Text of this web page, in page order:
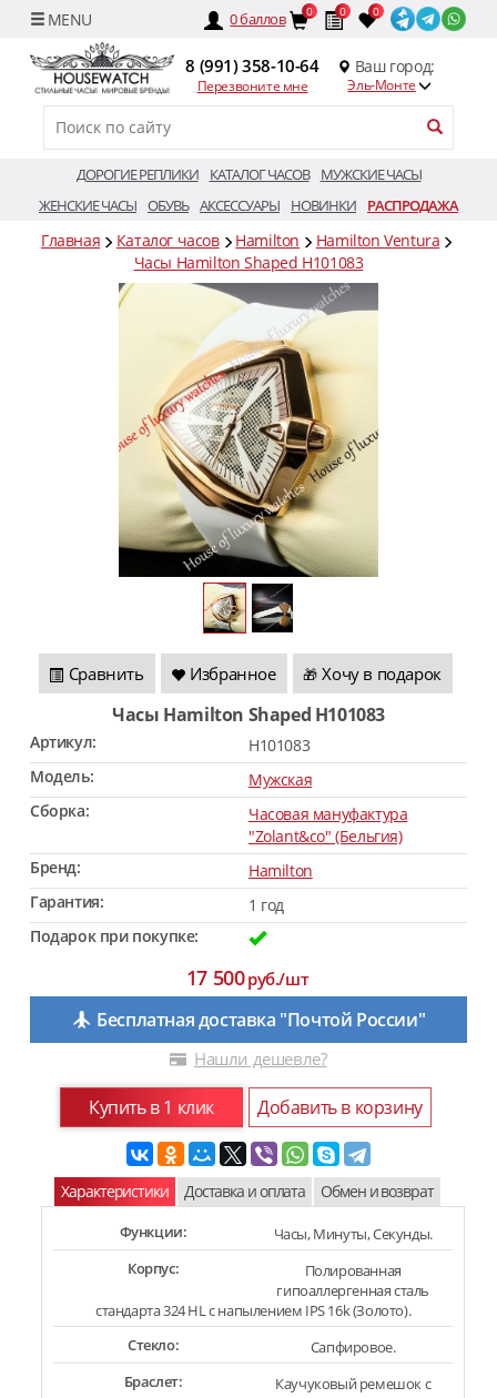
0баллов 0 0 0
8 (991) 358-10-64
Перезвоните мне
Ваш город:
Эль-Монте
ДОРОГИЕ РЕПЛИКИ КАТАЛОГ ЧАСОВ
МУЖСКИЕ ЧАСЫ
ЖЕНСКИЕ ЧАСЫ ОБУВЬ АКСЕССУАРЫ НОВИНКИ РАСПРОДАЖА
Главная Каталог часов Hamilton
Hamilton Ventura
Часы Hamilton Shaped H101083
Сравнить Избранное 🎁 Хочу в подарок
Часы Hamilton Shaped H101083
Артикул:
H101083
Модель:
Мужская
Сборка:
Часовая мануфактура
"Zolant&co" (Бельгия)
Бренд:
Hamilton
Гарантия:
1 год
Подарок при покупке:
17 500руб./шт
Бесплатная доставка "Почтой России"
Нашли дешевле?
Купить в 1 клик Добавить в корзину
Характеристики Доставка и оплата Обмен и возврат
Функции:
Часы, Минуты, Секунды.
Корпус:
Полированная
гипоаллергенная сталь
стандарта 324 HL с напылением IPS 16k (Золото).
Стекло:
Сапфировое.
Браслет:
Каучуковый ремешок с